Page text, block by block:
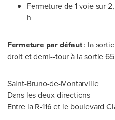
Fermeture de 1 voie sur
h
Fermeture par défaut: la
droit et demi--tour à la sortie
Saint-Bruno-de-Montarville
Dans les deux directions
Entre la R-116 et le boulevard